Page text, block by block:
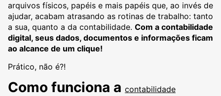
arquivos físicos, papéis e mais papéis que, ao invés de
ajudar, acabam atrasando as rotinas de trabalho: tanto
a sua, quanto a da contabilidade. Com a contabilidade
digital, seus dados, documentos e informações ficam
ao alcance de um clique!
Prático, não é?!
Como funciona a contabilidade